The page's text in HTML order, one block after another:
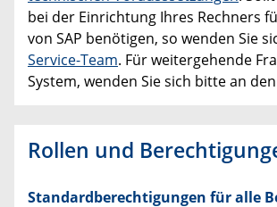
bei der Einrichtung Ihres Rechners
von SAP benötigen, so wenden Sie
Service-Team. Für weitergehende
System, wenden Sie sich bitte an den
Rollen und
Standardberechtigungen für alle